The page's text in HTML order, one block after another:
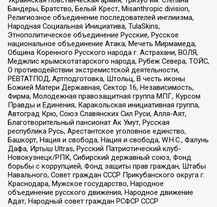
Бандеры, Братство, Белый Крест, Misanthropic division,
Религиозное объединение последователей инглиизма,
Народная Социальная Инициатива, TulaSkins,
Этнополитическое объединение Русские, Русское
национальное объединение Атака, Мечеть Мирмамеда,
Община Коренного Русского народа г. Астрахани, ВОЛЯ,
Меджлис крымскотатарского народа, Рубеж Севера, ТОЙС,
О противодействии экстремистской деятельности,
РЕВТАТПОД, Артподготовка, Штольц, В честь иконы
Божией Матери Державная, Сектор 16, Независимость,
Фирма, Молодежная правозащитная группа МПГ, Курсом
Правды и Единения, Каракольская инициативная группа,
Автоград Крю, Союз Славянских Сил Руси, Алля-Аят,
Благотворительный пансионат Ак Умут, Русская
республика Русь, Арестантское уголовное единство,
Башкорт, Нация и свобода, Нация и свобода, W.H.С., Фалунь
Дафа, Иртыш Ultras, Русский Патриотический клуб-
Новокузнецк/РПК, Сибирский державный союз, Фонд
борьбы с коррупцией, Фонд защиты прав граждан, Штабы
Навального, Совет граждан СССР Прикубанского округа г.
Краснодара, Мужское государство, Народное
объединение русского движения, Народное движение
Адат, Народный совет граждан РСФСР СССР